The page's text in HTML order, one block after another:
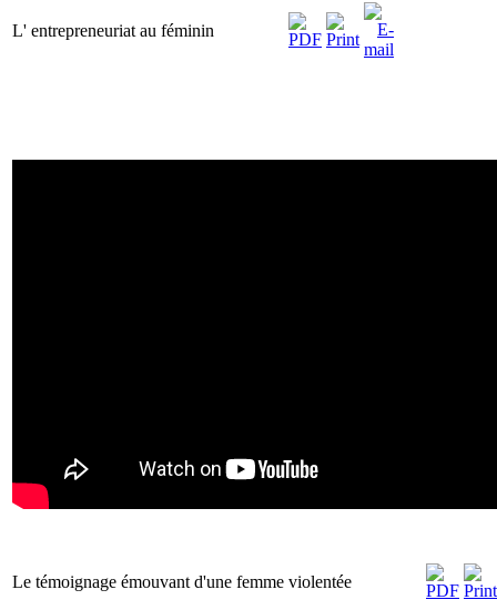
L' entrepreneuriat au féminin
Le témoignage émouvant d'une femme violentée